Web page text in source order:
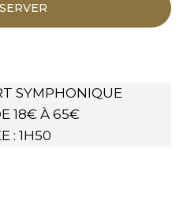
SYMPHONIQUE
18€ À 65€
: 1H50